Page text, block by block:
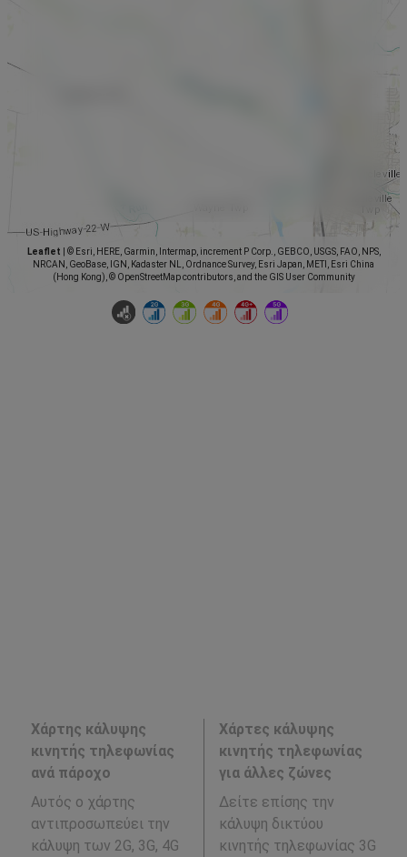
Leaflet
© Esri, HERE, Garmin, Intermap, increment P Corp., GEBCO, USGS, FAO, NPS,
NRCAN, GeoBase, IGN, Kadaster NL, Ordnance Survey, Esri Japan, METI, Esri China
(Hong Kong), © OpenStreetMap contributors, and the GIS User Community
Χάρτης κάλυψης
κινητής τηλεφωνίας
ανά πάροχο
Αυτός ο χάρτης
αντιπροσωπεύει την
κάλυψη των 2G, 3G, 4G
Χάρτες κάλυψης
κινητής τηλεφωνίας
για άλλες ζώνες
Δείτε επίσης την
κάλυψη δικτύου
κινητής τηλεφωνίας 3G